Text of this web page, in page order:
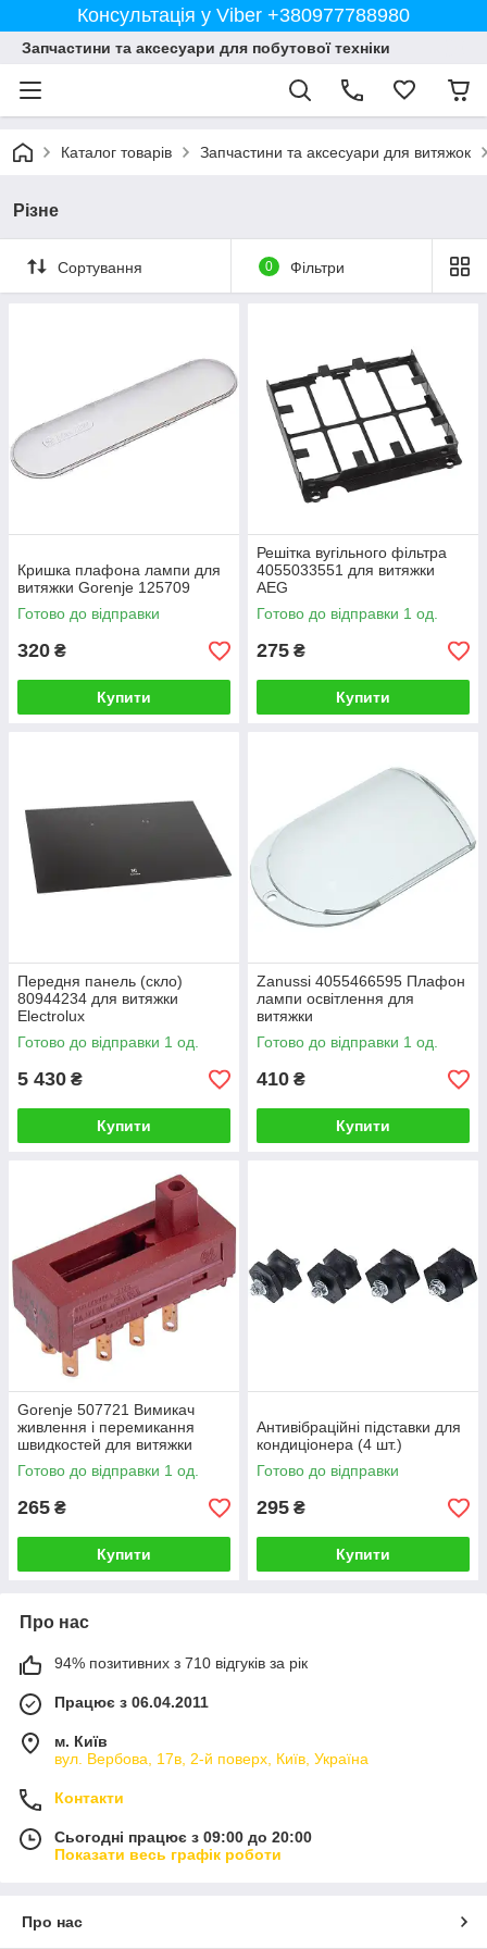
Консультація у Viber +380977788980
Запчастини та аксесуари для побутової техніки
Каталог товарів Запчастини та аксесуари для витяжок
Різне
Сортування 0 Фільтри
Кришка плафона лампи для
витяжки Gorenje 125709
Готово до відправки
320 ₴
Купити
Решітка вугільного фільтра
4055033551 для витяжки
AEG
Готово до відправки 1 од.
275 ₴
Купити
Передня панель (скло)
80944234 для витяжки
Electrolux
Готово до відправки 1 од.
5 430 ₴
Купити
Zanussi 4055466595 Плафон
лампи освітлення для
витяжки
Готово до відправки 1 од.
410 ₴
Купити
Gorenje 507721 Вимикач
живлення і перемикання
швидкостей для витяжки
Готово до відправки 1 од.
265 ₴
Купити
Антивібраційні підставки для
кондиціонера (4 шт.)
Готово до відправки
295 ₴
Купити
Про нас
94% позитивних з 710 відгуків за рік
Працює з 06.04.2011
м. Київ
вул. Вербова, 17в, 2-й поверх, Київ, Україна
Контакти
Сьогодні працює з 09:00 до 20:00
Показати весь графік роботи
Про нас